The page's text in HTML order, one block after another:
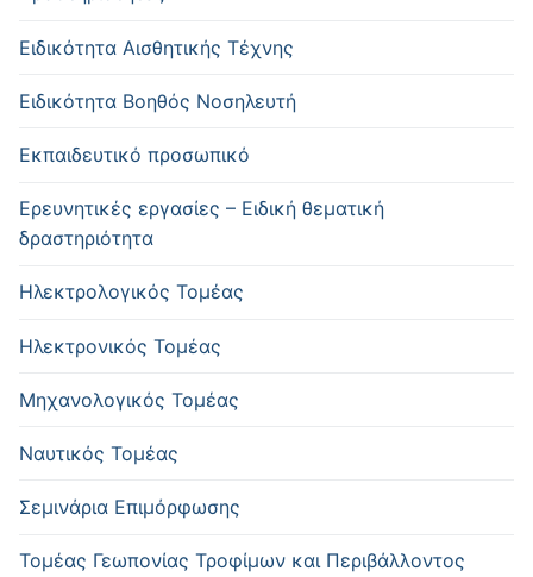
Ειδικότητα Αισθητικής Τέχνης
Ειδικότητα Βοηθός Νοσηλευτή
Εκπαιδευτικό προσωπικό
Ερευνητικές εργασίες – Ειδική θεματική
δραστηριότητα
Ηλεκτρολογικός Τομέας
Ηλεκτρονικός Τομέας
Μηχανολογικός Τομέας
Ναυτικός Τομέας
Σεμινάρια Επιμόρφωσης
Τομέας Γεωπονίας Τροφίμων και Περιβάλλοντος